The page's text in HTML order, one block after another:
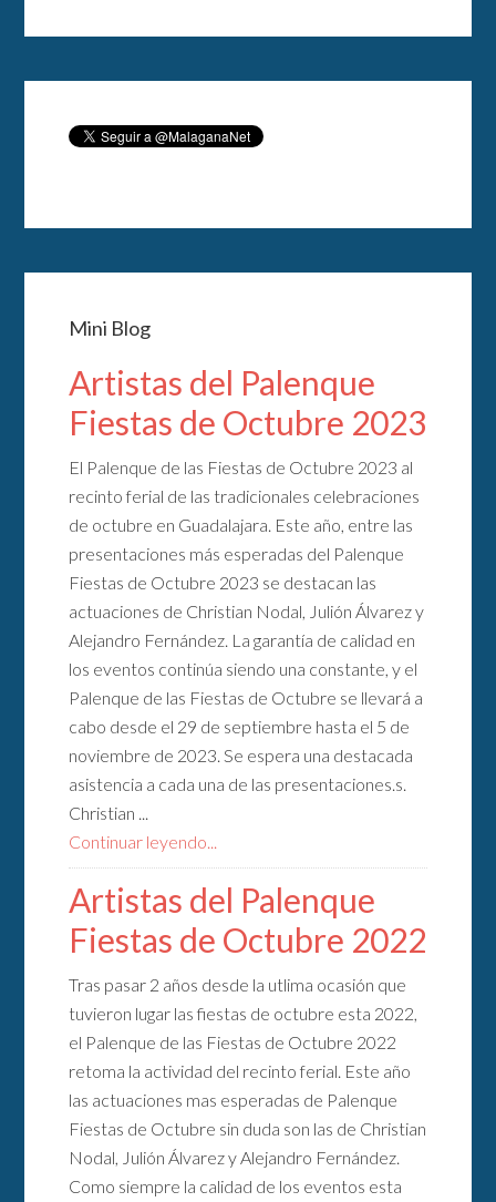
Mini Blog
Artistas del Palenque
Fiestas de Octubre 2023
El Palenque de las Fiestas de Octubre 2023 al
recinto ferial de las tradicionales celebraciones
de octubre en Guadalajara. Este año, entre las
presentaciones más esperadas del Palenque
Fiestas de Octubre 2023 se destacan las
actuaciones de Christian Nodal, Julión Álvarez y
Alejandro Fernández. La garantía de calidad en
los eventos continúa siendo una constante, y el
Palenque de las Fiestas de Octubre se llevará a
cabo desde el 29 de septiembre hasta el 5 de
noviembre de 2023. Se espera una destacada
asistencia a cada una de las presentaciones.s.
Christian ...
Continuar leyendo...
Artistas del Palenque
Fiestas de Octubre 2022
Tras pasar 2 años desde la utlima ocasión que
tuvieron lugar las fiestas de octubre esta 2022,
el Palenque de las Fiestas de Octubre 2022
retoma la actividad del recinto ferial. Este año
las actuaciones mas esperadas de Palenque
Fiestas de Octubre sin duda son las de Christian
Nodal, Julión Álvarez y Alejandro Fernández.
Como siempre la calidad de los eventos esta